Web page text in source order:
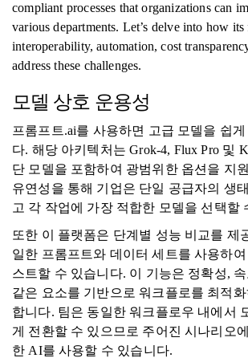
compliant processes that organizations can
various departments. Let’s delve into how its
interoperability, automation, cost
address these challenges.
모델 상호 운용성
프롬프트.ai를 사용하면 고급 모델을 쉽게
다. 해당 아키텍처는 Grok-4, Flux Pro 및
단 모델을 포함하여 광범위한 옵션을 지
유연성을 통해 기업은 단일 공급자의 생
고 각 작업에 가장 적합한 모델을 선택할
또한 이 플랫폼은 단계별 성능 비교를 제
일한 프롬프트와 데이터 세트를 사용하여
스트할 수 있습니다. 이 기능은 정확성,
같은 요소를 기반으로 워크플로를 최적
합니다. 팀은 동일한 워크플로우 내에서
게 전환할 수 있으므로 주어진 시나리오
한 AI를 사용할 수 있습니다.